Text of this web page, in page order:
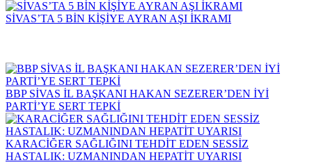
SİVAS’TA 5 BİN KİŞİYE AYRAN AŞI İKRAMI
BBP SİVAS İL BAŞKANI HAKAN SEZERER’DEN İYİ
PARTİ’YE SERT TEPKİ
KARACİĞER SAĞLIĞINI TEHDİT EDEN SESSİZ
HASTALIK: UZMANINDAN HEPATİT UYARISI